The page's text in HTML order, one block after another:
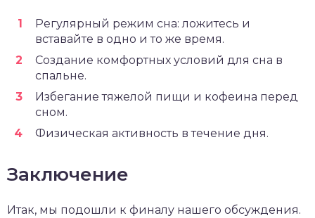
Регулярный режим сна: ложитесь и
вставайте в одно и то же время.
Создание комфортных условий для сна в
спальне.
Избегание тяжелой пищи и кофеина перед
сном.
Физическая активность в течение дня.
Заключение
Итак, мы подошли к финалу нашего обсуждения.